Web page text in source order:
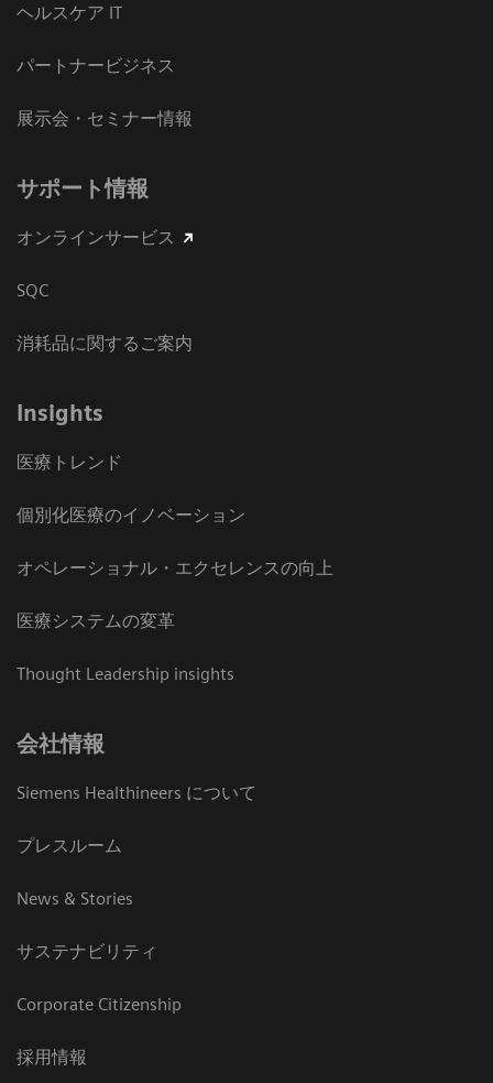
ヘルスケア IT
パートナービジネス
展示会・セミナー情報
サポート情報
オンラインサービス
SQC
消耗品に関するご案内
Insights
医療トレンド
個別化医療のイノベーション
オペレーショナル・エクセレンスの向上
医療システムの変革
Thought Leadership insights
会社情報
Siemens Healthineers について
プレスルーム
News & Stories
サステナビリティ
Corporate Citizenship
採用情報